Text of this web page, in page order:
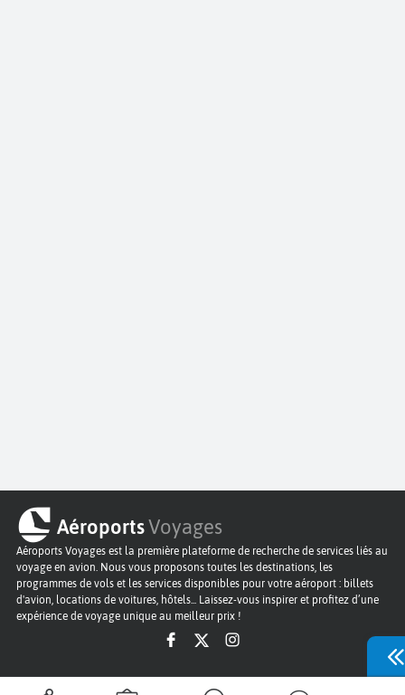
AéroportsVoyages
Aéroports Voyages est la première plateforme de recherche de services liés au
voyage en avion. Nous vous proposons toutes les destinations, les
programmes de vols et les services disponibles pour votre aéroport : billets
d'avion, locations de voitures, hôtels... Laissez-vous inspirer et profitez d’une
expérience de voyage unique au meilleur prix !